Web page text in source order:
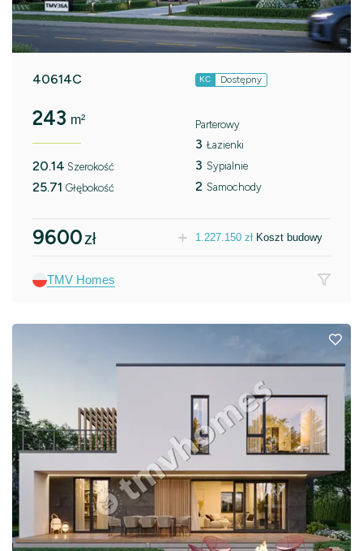
40614C KC Dostępny
243 m²
20.14 Szerokość
25.71 Głębokość
Parterowy
3 Łazienki
3 Sypialnie
2 Samochody
9600zł 1.227.150 zł Koszt budowy
TMV Homes